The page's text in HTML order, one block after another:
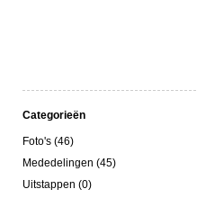
Categorieën
Foto's (46)
Mededelingen (45)
Uitstappen (0)